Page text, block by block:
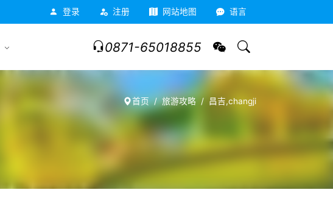
登录 注册 网站地图 语言
0871-65018855
首页 旅游攻略 昌吉,changji